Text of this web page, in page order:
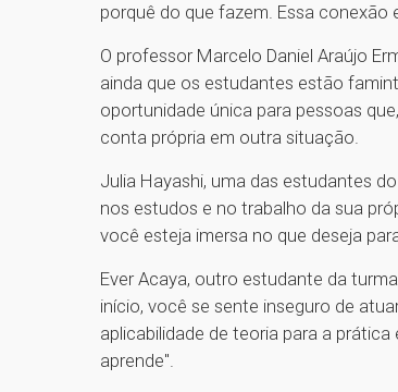
porquê do que fazem. Essa conexão
O professor Marcelo Daniel Araújo
ainda que os estudantes estão
oportunidade única para pessoas
conta própria em outra situação.
Julia Hayashi, uma das estudantes
nos estudos e no trabalho da sua
você esteja imersa no que deseja
Ever Acaya, outro estudante da
início, você se sente inseguro de
aplicabilidade de teoria para a
aprende".